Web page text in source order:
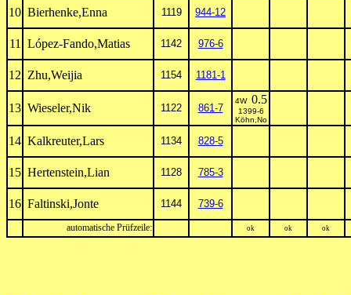
10 Bierhenke,Enna 1119 944-12
11 López-Fando,Matias 1142 976-6
12 Zhu,Weijia 1154 1181-1
13 Wieseler,Nik 1122 861-7
4W 0.5
1399-6
Köhn,No
14 Kalkreuter,Lars 1134 828-5
15 Hertenstein,Lian 1128 785-3
16 Faltinski,Jonte 1144 739-6
automatische Prüfzeile: ok ok ok